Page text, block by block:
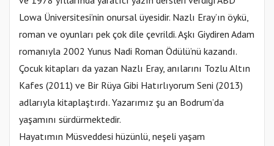
Lowa Üniversitesi’nin onursal üyesidir. Nazlı Eray’ın öykü,
roman ve oyunları pek çok dile çevrildi. Aşkı Giydiren Adam
romanıyla 2002 Yunus Nadi Roman Ödülü’nü kazandı.
Çocuk kitapları da yazan Nazlı Eray, anılarını Tozlu Altın
Kafes (2011) ve Bir Rüya Gibi Hatırlıyorum Seni (2013)
adlarıyla kitaplaştırdı. Yazarımız şu an Bodrum’da
yaşamını sürdürmektedir.
Hayatımın Müsveddesi hüzünlü, neşeli yaşam